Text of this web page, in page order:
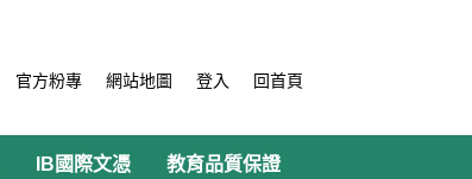
官方粉專 網站地圖 登入 回首頁
IB國際文憑 教育品質保證